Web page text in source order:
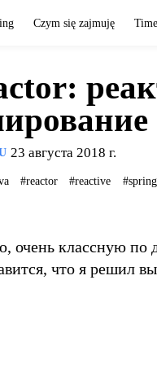
Czym się zajmuję
23 августа 2018 г.
#reactor #reactive #spring
классную по
что я решил